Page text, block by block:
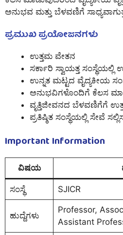
ಅನುಭವ ಮತ್ತು ಬೆಳವಣಿಗೆ
ಪ್ರಮುಖ ಪ್ರಯೋಜನಗಳು
ಉತ್ತಮ ವೇತನ
ಸರ್ಕಾರಿ ಸ್ವಾಯತ್ತ ಸಂಸ್ಥೆಯಲ್ಲಿ
ಉನ್ನತ ಮಟ್ಟದ ವೈದ್ಯಕೀಯ
ಅನುಭವಿಗಳೊಂದಿಗೆ ಕೆಲಸ
ವೃತ್ತಿಜೀವನದ ಬೆಳವಣಿಗೆಗೆ
ಪ್ರತಿಷ್ಠಿತ ಸಂಸ್ಥೆಯಲ್ಲಿ ಸೇವೆ
Important Information
ವಿಷಯ
ಸಂಸ್ಥೆ SJICR
ಹುದ್ದೆಗಳು
Professor,
Assistant